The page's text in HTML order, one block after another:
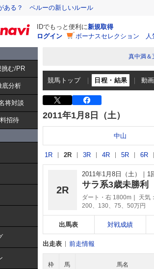
ある？ ペルーの新しいルール
IDでもっと便利に新規取得
ログイン
ボーナスセレクション 人
む/PR
底分析
将対談
招待
真中満＆
競馬トップ 日程・結果 動画
2011年1月8日（土）
中山
1R 2R 3R 4R 5R 6R
2R
2011年1月8日（土） 1
サラ系3歳未勝利
ダート・右 1800m 天気：
200、130、75、50万円
出馬表 対戦成績
出走表 前走情報
枠
馬
馬名